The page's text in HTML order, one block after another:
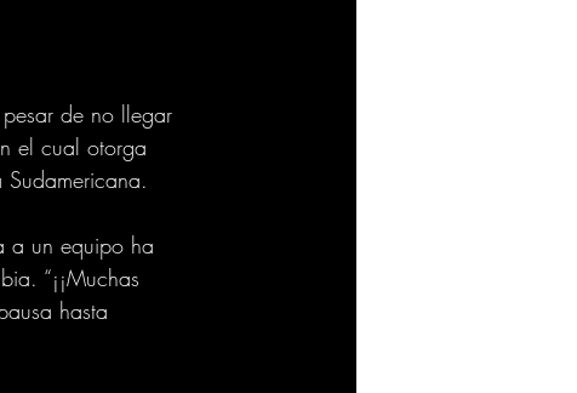
de no llegar
el cual otorga
a un equipo ha
“¡¡Muchas
hasta